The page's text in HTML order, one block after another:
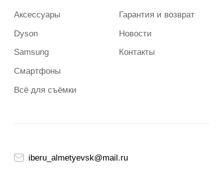
Сайт носит сугубо информационный характер и не является
публичной офертой, определяемой Статьей 437 (2) ГК РФ.
товарными знаками компании Apple Inc. в США и других
Apple Inc.
Политика конфиденциальности